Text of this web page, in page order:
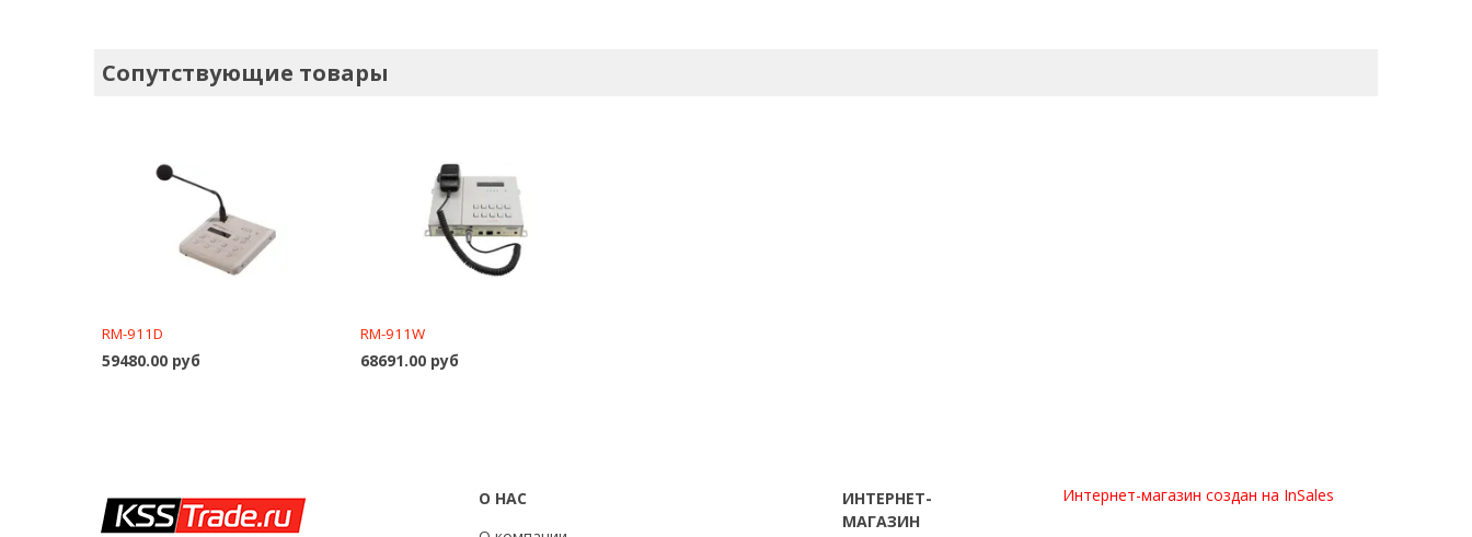
Сопутствующие товары
RM-911D
59480.00 руб
RM-911W
68691.00 руб
О НАС
ИНТЕРНЕТ-
МАГАЗИН
Интернет-магазин создан на InSales